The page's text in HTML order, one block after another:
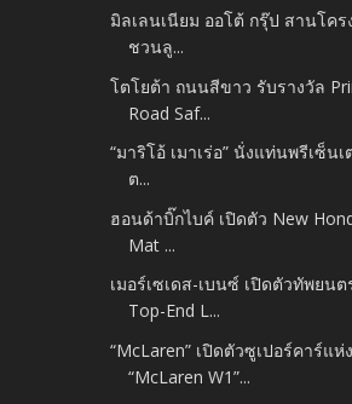
มิลเลนเนียม ออโต้ กรุ๊ป สานโครง
ชวนลู...
โตโยต้า ถนนสีขาว รับรางวัล
Road Saf...
“มาริโอ้ เมาเร่อ” นั่งแท่นพรีเซ็น
ต...
ฮอนด้าบิ๊กไบค์ เปิดตัว New
Mat ...
เมอร์เซเดส-เบนซ์ เปิดตัวทัพยน
Top-End L...
“McLaren” เปิดตัวซูเปอร์คาร์แ
“McLaren W1”...